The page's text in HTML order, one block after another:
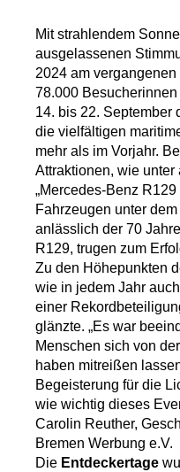
Mit strahlendem
ausgelassenen
2024 am
78.000
14. bis 22. September
die vielfältigen
mehr als im Vorjahr.
Attraktionen, wie unter
„Mercedes-Benz
Fahrzeugen unter dem
anlässlich der 70
R129, trugen zum
Zu den Höhepunkten
wie in jedem Jahr
einer
glänzte. „Es war
Menschen sich von
haben mitreißen
Begeisterung für die
wie wichtig dieses
Carolin Reuther,
Bremen Werbung e.V.
Die Entdeckertage